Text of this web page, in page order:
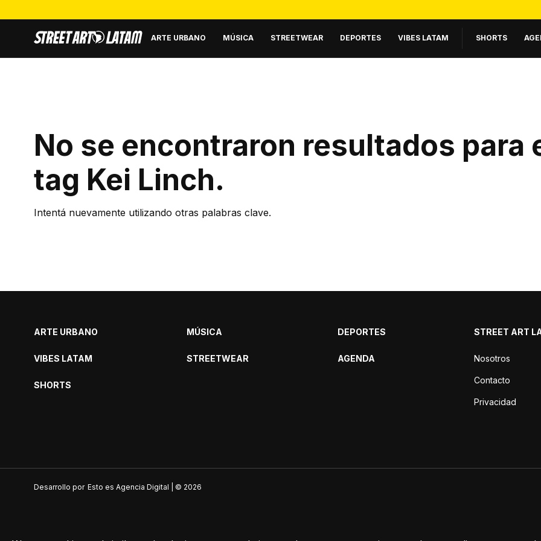
ARTE URBANO MÚSICA STREETWEAR DEPORTES VIBES LATAM SHORTS
No se encontraron resultados para
tag Kei Linch.
Intentá nuevamente utilizando otras palabras clave.
ARTE URBANO
VIBES LATAM
SHORTS
MÚSICA
STREETWEAR
DEPORTES
AGENDA
STREET ART
Nosotros
Contacto
Privacidad
Desarrollo por Esto es Agencia Digital | © 2026